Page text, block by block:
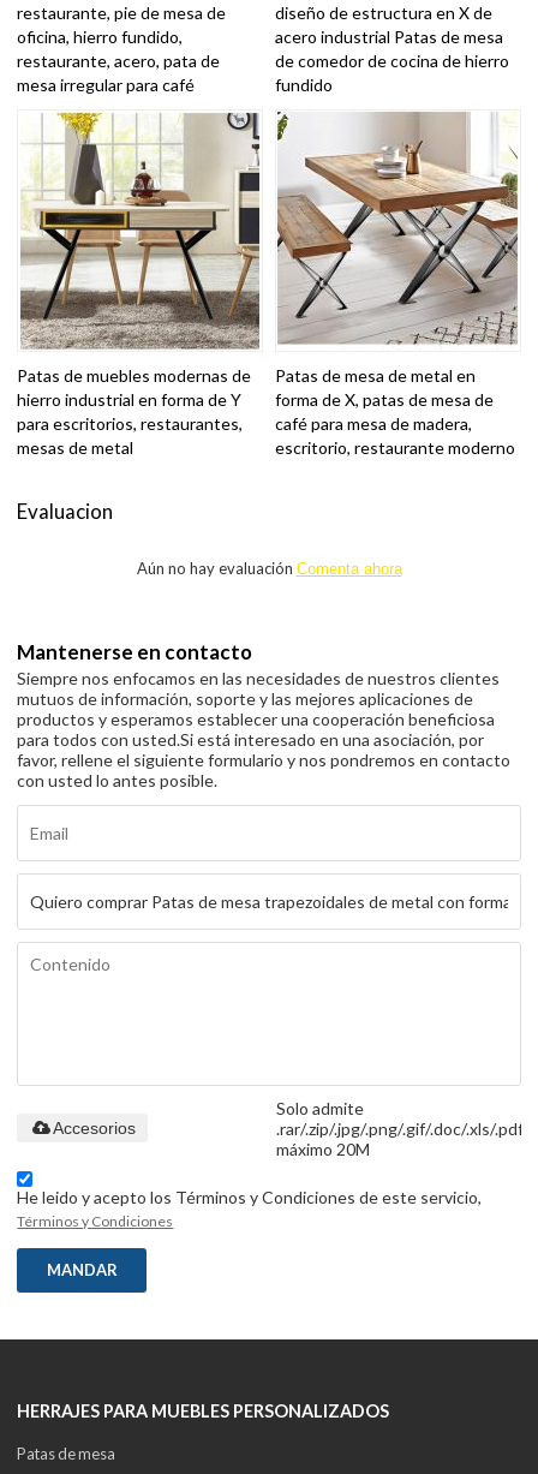
restaurante, pie de mesa de
oficina, hierro fundido,
restaurante, acero, pata de
mesa irregular para café
diseño de estructura en X de
acero industrial Patas de mesa
de comedor de cocina de hierro
fundido
Patas de muebles modernas de
hierro industrial en forma de Y
para escritorios, restaurantes,
mesas de metal
Patas de mesa de metal en
forma de X, patas de mesa de
café para mesa de madera,
escritorio, restaurante moderno
Evaluacion
Aún no hay evaluación Comenta ahora
Mantenerse en contacto
Siempre nos enfocamos en las necesidades de nuestros clientes
mutuos de información, soporte y las mejores aplicaciones de
productos y esperamos establecer una cooperación beneficiosa
para todos con usted.Si está interesado en una asociación, por
favor, rellene el siguiente formulario y nos pondremos en contacto
con usted lo antes posible.
Solo admite
.rar/.zip/.jpg/.png/.gif/.doc/.xls/.pdf,
máximo 20M
Accesorios
He leido y acepto los Términos y Condiciones de este servicio,
Términos y Condiciones
MANDAR
HERRAJES PARA MUEBLES PERSONALIZADOS
Patas de mesa